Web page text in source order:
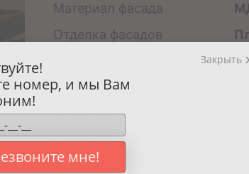
Материал фасада
Отделка фасадов
Толщина столешницы, мм
Масса брутто, кг
Объем, куб.м
Производитель
Закрыть
номер, и мы Вам
мне!